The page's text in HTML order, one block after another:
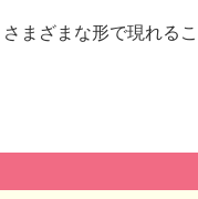
まざまな形で現れるこ